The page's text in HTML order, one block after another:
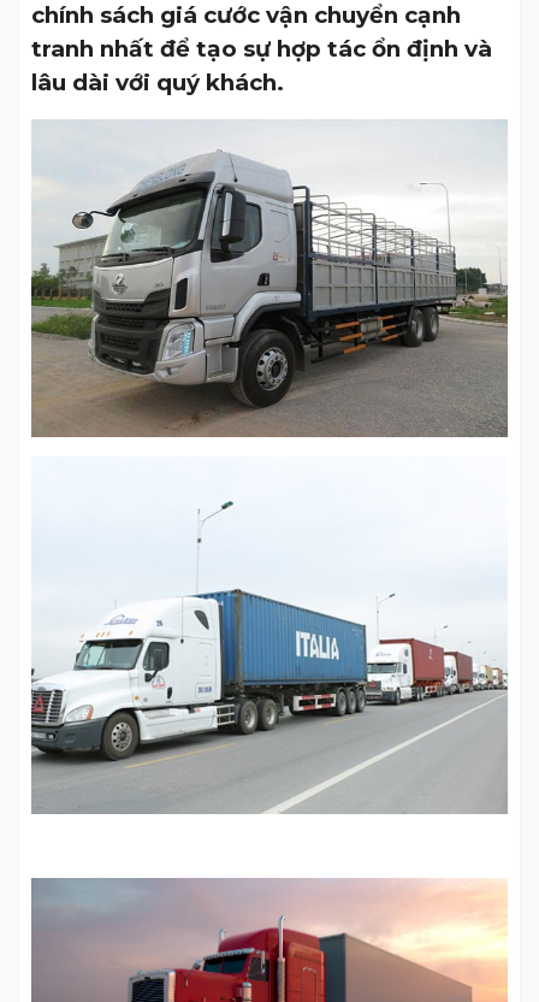
chính sách giá cước vận chuyển cạnh
tranh nhất để tạo sự hợp tác ổn định và
lâu dài với quý khách.